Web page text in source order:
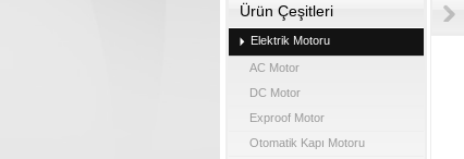
Ürün Çeşitleri
Elektrik Motoru
AC Motor
DC Motor
Exproof Motor
Otomatik Kapı Motoru